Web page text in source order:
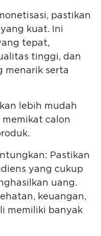
pastikan
kuat. Ini
tepat,
tinggi, dan
menarik serta
lebih mudah
calon
Pastikan
yang cukup
uang.
keuangan,
memiliki banyak